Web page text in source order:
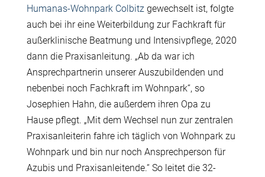
Humanas-Wohnpark Colbitz gewechselt ist, folgte
auch bei ihr eine Weiterbildung zur Fachkraft für
außerklinische Beatmung und Intensivpflege, 2020
dann die Praxisanleitung. „Ab da war ich
Ansprechpartnerin unserer Auszubildenden und
nebenbei noch Fachkraft im Wohnpark“, so
Josephien Hahn, die außerdem ihren Opa zu
Hause pflegt. „Mit dem Wechsel nun zur zentralen
Praxisanleiterin fahre ich täglich von Wohnpark zu
Wohnpark und bin nur noch Ansprechperson für
Azubis und Praxisanleitende.“ So leitet die 32-